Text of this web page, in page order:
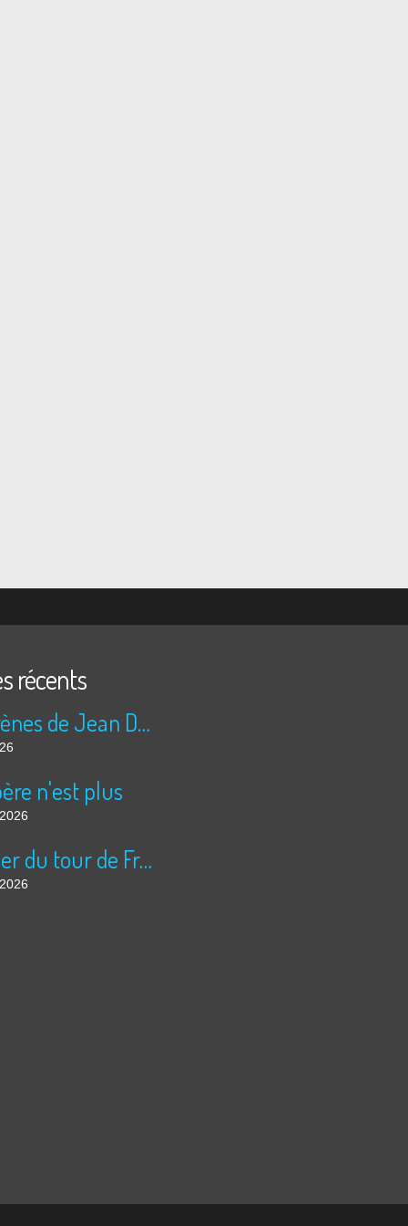
récents
Les sirènes de Jean Duranel
n'est plus
Courrier du tour de France